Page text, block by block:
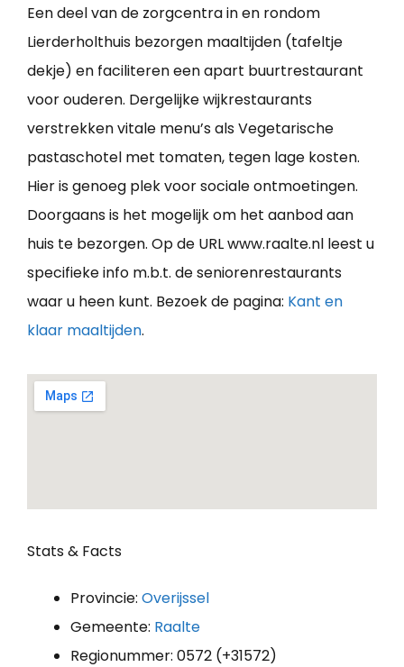
Een deel van de zorgcentra in en rondom
Lierderholthuis bezorgen maaltijden (tafeltje
dekje) en faciliteren een apart buurtrestaurant
voor ouderen. Dergelijke wijkrestaurants
verstrekken vitale menu’s als Vegetarische
pastaschotel met tomaten, tegen lage kosten.
Hier is genoeg plek voor sociale ontmoetingen.
Doorgaans is het mogelijk om het aanbod aan
huis te bezorgen. Op de URL www.raalte.nl leest u
specifieke info m.b.t. de seniorenrestaurants
waar u heen kunt. Bezoek de pagina: Kant en
klaar maaltijden.
Stats & Facts
Provincie: Overijssel
Gemeente: Raalte
Regionummer: 0572 (+31572)